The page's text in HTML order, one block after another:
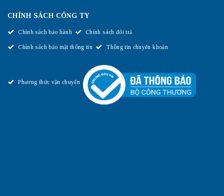
CHÍNH SÁCH CÔNG TY
Chính sách bảo hành Chính sách đổi trả
Chính sách bảo mật thông tin Thông tin chuyển khoản
Phương thức vận chuyển